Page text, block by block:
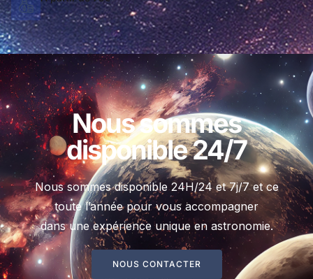
Nous sommes
disponible 24/7
Nous sommes disponible 24H/24 et 7j/7 et ce
toute l’année pour vous accompagner
dans une expérience unique en astronomie.
NOUS CONTACTER